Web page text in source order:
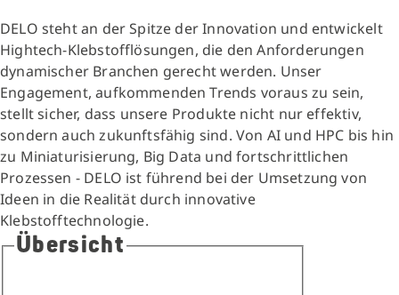
DELO steht an der Spitze der Innovation und entwickelt
Hightech-Klebstofflösungen, die den Anforderungen
dynamischer Branchen gerecht werden. Unser
Engagement, aufkommenden Trends voraus zu sein,
stellt sicher, dass unsere Produkte nicht nur effektiv,
sondern auch zukunftsfähig sind. Von AI und HPC bis hin
zu Miniaturisierung, Big Data und fortschrittlichen
Prozessen - DELO ist führend bei der Umsetzung von
Ideen in die Realität durch innovative
Klebstofftechnologie.
Übersicht